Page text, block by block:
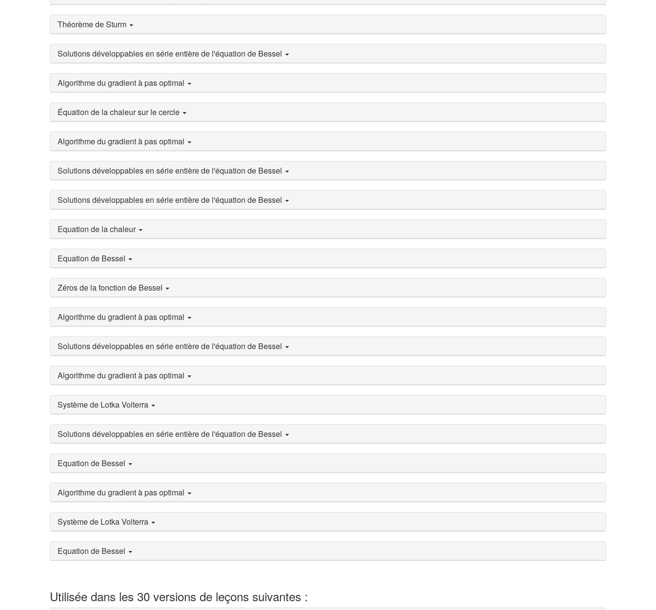
Théorème de Sturm
Solutions développables en série entière de l'équation de Bessel
Algorithme du gradient à pas optimal
Équation de la chaleur sur le cercle
Algorithme du gradient à pas optimal
Solutions développables en série entière de l'équation de Bessel
Solutions développables en série entière de l'équation de Bessel
Equation de la chaleur
Equation de Bessel
Zéros de la fonction de Bessel
Algorithme du gradient à pas optimal
Solutions développables en série entière de l'équation de Bessel
Algorithme du gradient à pas optimal
Système de Lotka Volterra
Solutions développables en série entière de l'équation de Bessel
Equation de Bessel
Algorithme du gradient à pas optimal
Système de Lotka Volterra
Equation de Bessel
Utilisée dans les 30 versions de leçons suivantes :